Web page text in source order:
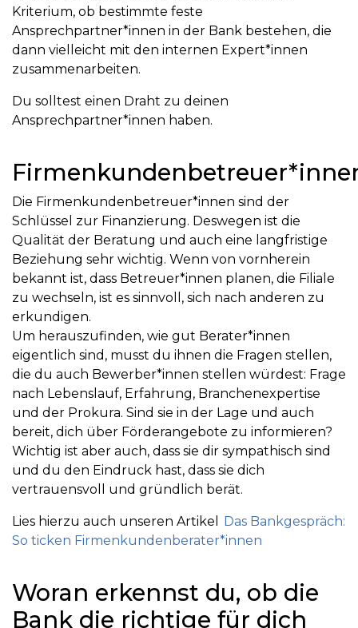
Kriterium, ob bestimmte feste
Ansprechpartner*innen in der Bank bestehen, die
dann vielleicht mit den internen Expert*innen
zusammenarbeiten.
Du solltest einen Draht zu deinen
Ansprechpartner*innen haben.
Die Firmenkundenbetreuer*innen sind der
Schlüssel zur Finanzierung. Deswegen ist die
Qualität der Beratung und auch eine langfristige
Beziehung sehr wichtig. Wenn von vornherein
bekannt ist, dass Betreuer*innen planen, die Filiale
zu wechseln, ist es sinnvoll, sich nach anderen zu
erkundigen.
Um herauszufinden, wie gut Berater*innen
eigentlich sind, musst du ihnen die Fragen stellen,
die du auch Bewerber*innen stellen würdest: Frage
nach Lebenslauf, Erfahrung, Branchenexpertise
und der Prokura. Sind sie in der Lage und auch
bereit, dich über Förderangebote zu informieren?
Wichtig ist aber auch, dass sie dir sympathisch sind
und du den Eindruck hast, dass sie dich
vertrauensvoll und gründlich berät.
Lies hierzu auch unseren Artikel Das Bankgespräch:
So ticken Firmenkundenberater*innen
Woran erkennst du, ob die
Bank die richtige für dich